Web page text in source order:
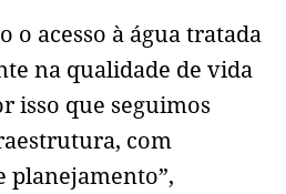
o acesso à água tratada
na qualidade de vida
isso que seguimos
com
planejamento”,